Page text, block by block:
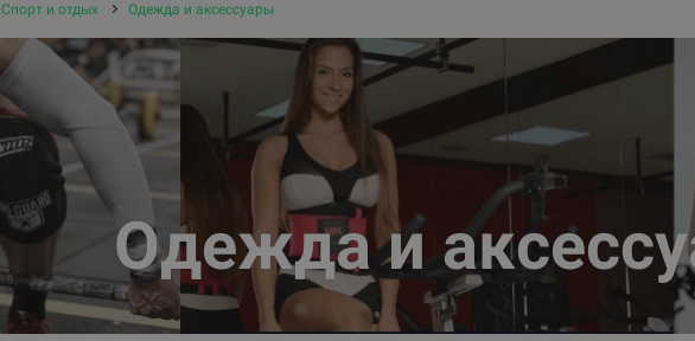
Спорт и отдых Одежда и аксессуары
Одежда и